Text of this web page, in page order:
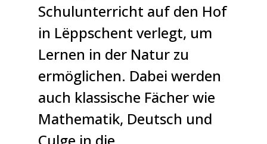
Schulunterricht auf den Hof
in Lëppschent verlegt, um
Lernen in der Natur zu
ermöglichen. Dabei werden
auch klassische Fächer wie
Mathematik, Deutsch und